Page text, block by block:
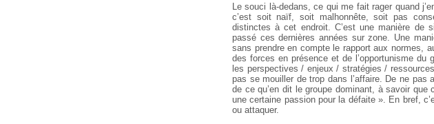
Le souci là-dedans, ce qui me fait rager quand
c’est soit naïf, soit malhonnête, soit pas
distinctes à cet endroit. C’est une manière de
passé ces dernières années sur zone. Une
sans prendre en compte le rapport aux normes,
des forces en présence et de l’opportunisme du
les perspectives / enjeux / stratégies /
pas se mouiller de trop dans l’affaire. De ne pas
de ce qu’en dit le groupe dominant, à savoir
une certaine passion pour la défaite ». En bref,
ou attaquer.